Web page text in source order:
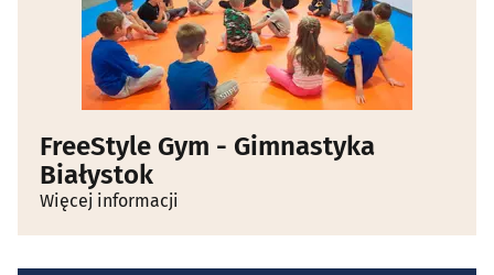
FreeStyle Gym - Gimnastyka
Białystok
Więcej informacji